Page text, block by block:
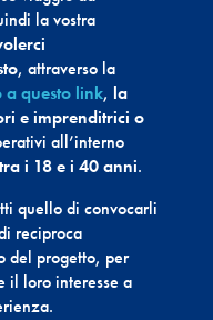
la vostra
, attraverso la
a questo link, la
e imprenditrici o
all’interno
i 18 e i 40 anni.
quello di convocarli
reciproca
del progetto, per
il loro interesse a